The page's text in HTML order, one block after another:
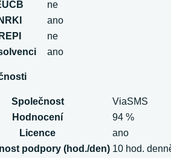
ne
ano
ne
ano
Společnost
ViaSMS
Hodnocení
94 %
Licence
ano
podpory (hod./den) 10 hod.